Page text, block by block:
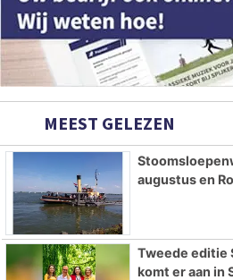
MEEST GELEZEN
augustus en
Tweede editie
komt er aan in